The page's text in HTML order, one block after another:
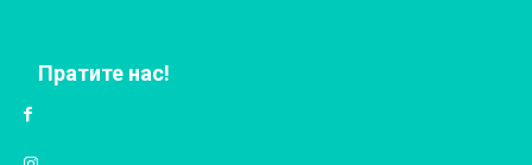
Пратите нас!